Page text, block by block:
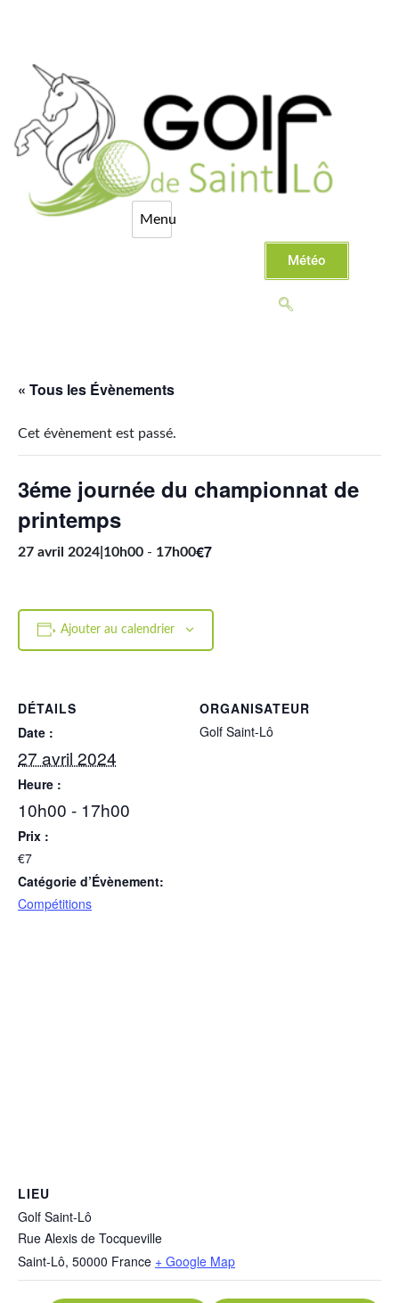
Météo
« Tous les Évènements
Cet évènement est passé.
3éme journée du championnat de
printemps
27 avril 2024|10h00 - 17h00€7
Ajouter au calendrier
DÉTAILS
Date :
27 avril 2024
Heure :
10h00 - 17h00
Prix :
€7
Catégorie d’Évènement:
Compétitions
ORGANISATEUR
Golf Saint-Lô
LIEU
Golf Saint-Lô
Rue Alexis de Tocqueville
Saint-Lô, 50000 France + Google Map